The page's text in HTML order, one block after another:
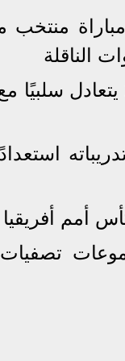
منتخب مصر مواليد
أفريقيا تحت